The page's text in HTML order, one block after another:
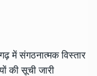
में संगठनात्मक विस्तार
की सूची जारी